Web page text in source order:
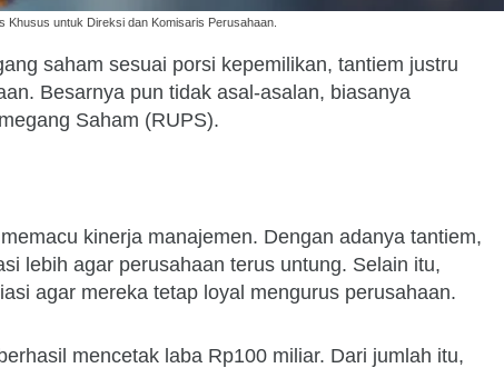
Khusus untuk Direksi dan Komisaris Perusahaan.
saham sesuai porsi kepemilikan, tantiem justru
Besarnya pun tidak asal-asalan, biasanya
Saham (RUPS).
kinerja manajemen. Dengan adanya tantiem,
lebih agar perusahaan terus untung. Selain itu,
agar mereka tetap loyal mengurus perusahaan.
mencetak laba Rp100 miliar. Dari jumlah itu,